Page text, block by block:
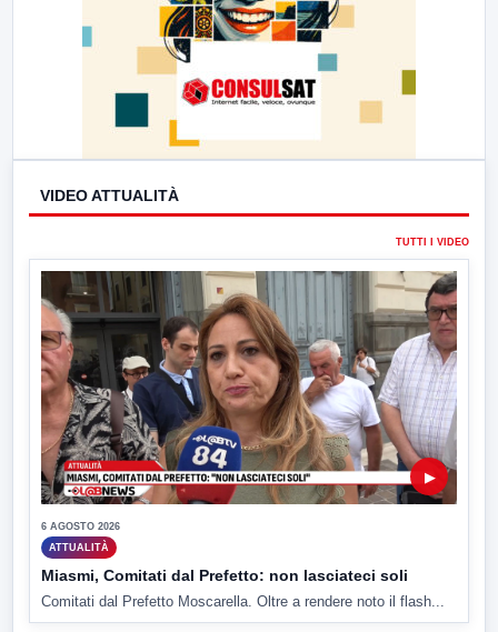
VIDEO ATTUALITÀ
TUTTI I VIDEO
▶
6 AGOSTO 2026
ATTUALITÀ
Miasmi, Comitati dal Prefetto: non lasciateci soli
Comitati dal Prefetto Moscarella. Oltre a rendere noto il flash...